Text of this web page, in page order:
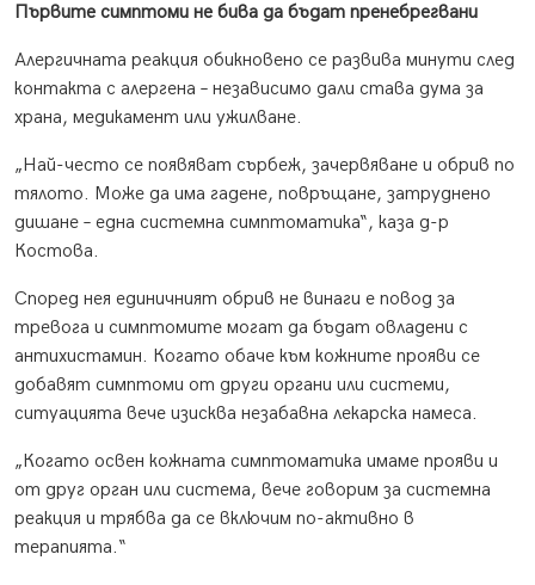
Първите симптоми не бива да бъдат пренебрегвани
Алергичната реакция обикновено се развива минути след
контакта с алергена – независимо дали става дума за
храна, медикамент или ужилване.
„Най-често се появяват сърбеж, зачервяване и обрив по
тялото. Може да има гадене, повръщане, затруднено
дишане – една системна симптоматика“, каза д-р
Костова.
Според нея единичният обрив не винаги е повод за
тревога и симптомите могат да бъдат овладени с
антихистамин. Когато обаче към кожните прояви се
добавят симптоми от други органи или системи,
ситуацията вече изисква незабавна лекарска намеса.
„Когато освен кожната симптоматика имаме прояви и
от друг орган или система, вече говорим за системна
реакция и трябва да се включим по-активно в
терапията.“